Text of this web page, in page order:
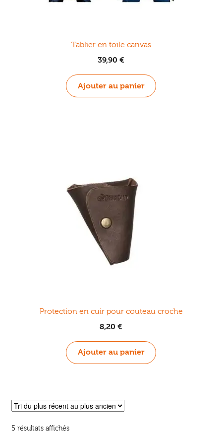
Tablier en toile canvas
39,90 €
Ajouter au panier
Protection en cuir pour couteau croche
8,20 €
Ajouter au panier
5 résultats affichésTrié